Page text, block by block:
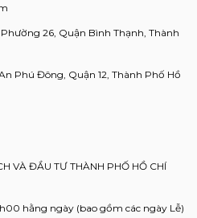
26, Quận Bình Thạnh, Thành
Phú Đông, Quận 12, Thành Phố Hồ
VÀ ĐẦU TƯ THÀNH PHỐ HỒ CHÍ
hằng ngày (bao gồm các ngày Lễ)